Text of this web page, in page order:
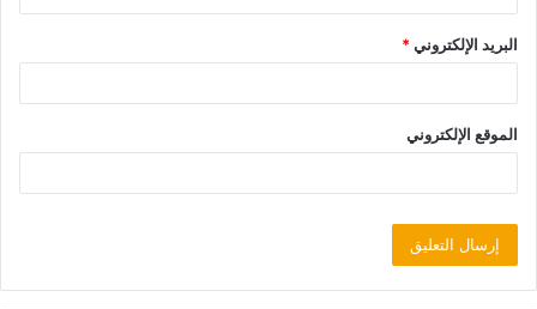
البريد الإلكتروني*
الموقع الإلكتروني